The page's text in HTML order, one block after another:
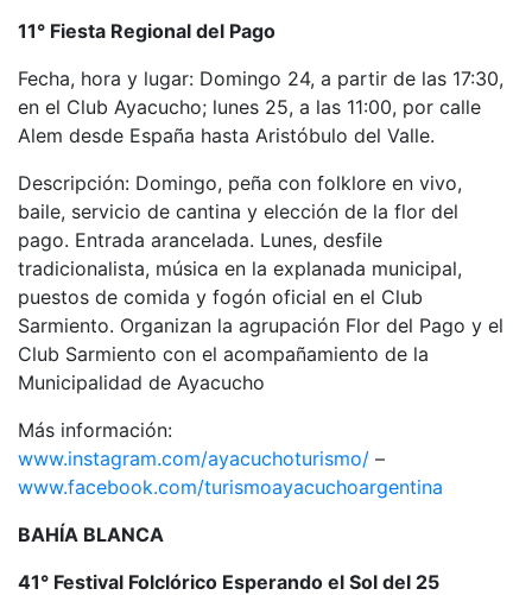
11° Fiesta Regional del Pago
Fecha, hora y lugar: Domingo 24, a partir de las 17:30,
en el Club Ayacucho; lunes 25, a las 11:00, por calle
Alem desde España hasta Aristóbulo del Valle.
Descripción: Domingo, peña con folklore en vivo,
baile, servicio de cantina y elección de la flor del
pago. Entrada arancelada. Lunes, desfile
tradicionalista, música en la explanada municipal,
puestos de comida y fogón oficial en el Club
Sarmiento. Organizan la agrupación Flor del Pago y el
Club Sarmiento con el acompañamiento de la
Municipalidad de Ayacucho
Más información:
www.instagram.com/ayacuchoturismo/ –
www.facebook.com/turismoayacuchoargentina
BAHÍA BLANCA
41° Festival Folclórico Esperando el Sol del 25